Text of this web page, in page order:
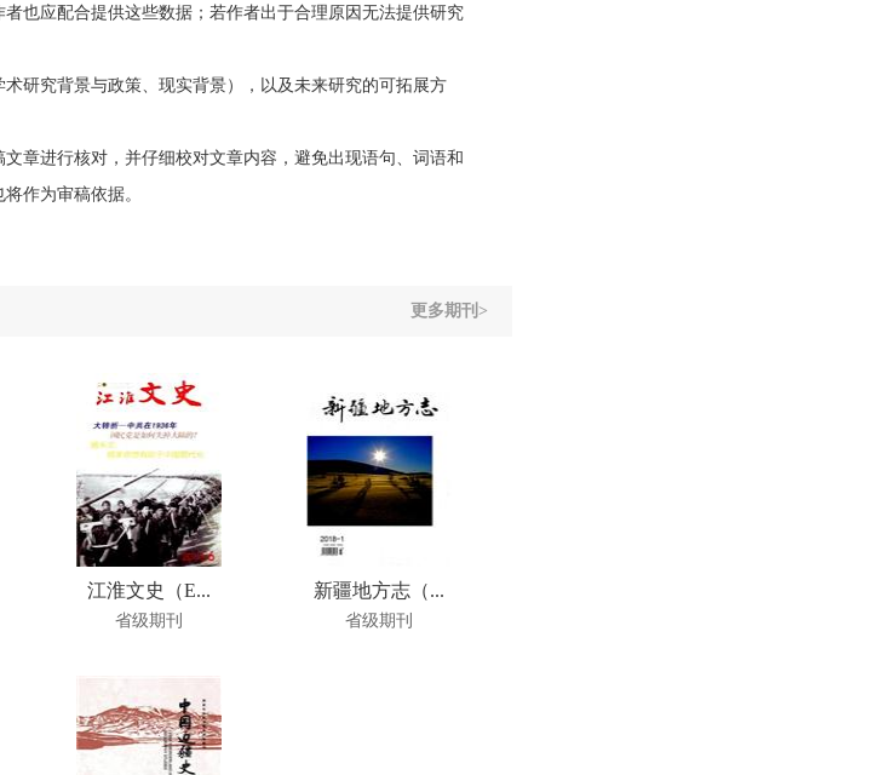
也应配合提供这些数据；若作者出于合理原因无法提供研究
研究背景与政策、现实背景），以及未来研究的可拓展方
章进行核对，并仔细校对文章内容，避免出现语句、词语和
作为审稿依据。
更多期刊>
江淮文史（E...
省级期刊
新疆地方志（...
省级期刊